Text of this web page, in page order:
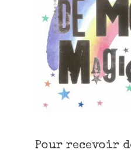
Pour recevoir